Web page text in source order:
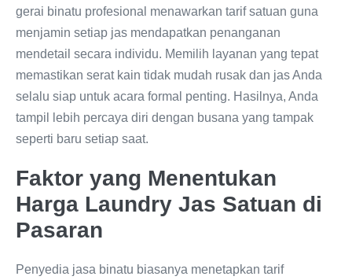
gerai binatu profesional menawarkan tarif satuan guna
menjamin setiap jas mendapatkan penanganan
mendetail secara individu. Memilih layanan yang tepat
memastikan serat kain tidak mudah rusak dan jas Anda
selalu siap untuk acara formal penting. Hasilnya, Anda
tampil lebih percaya diri dengan busana yang tampak
seperti baru setiap saat.
Faktor yang Menentukan
Harga Laundry Jas Satuan di
Pasaran
Penyedia jasa binatu biasanya menetapkan tarif